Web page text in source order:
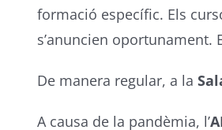
formació específic. Els
s’anuncien
De manera regular, a la
A causa de la pandèmia, l’